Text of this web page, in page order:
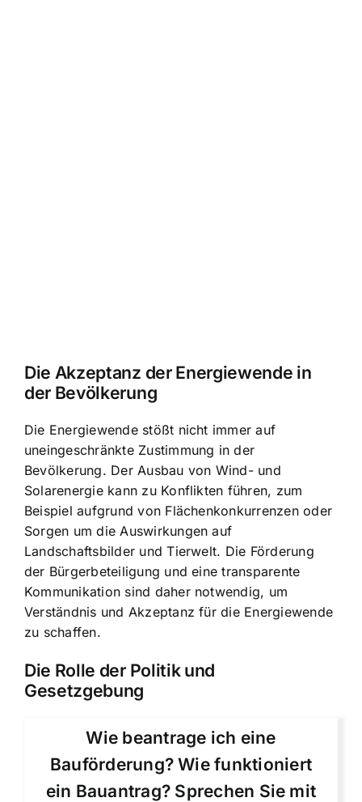
Die Akzeptanz der Energiewende in
der Bevölkerung
Die Energiewende stößt nicht immer auf
uneingeschränkte Zustimmung in der
Bevölkerung. Der Ausbau von Wind- und
Solarenergie kann zu Konflikten führen, zum
Beispiel aufgrund von Flächenkonkurrenzen oder
Sorgen um die Auswirkungen auf
Landschaftsbilder und Tierwelt. Die Förderung
der Bürgerbeteiligung und eine transparente
Kommunikation sind daher notwendig, um
Verständnis und Akzeptanz für die Energiewende
zu schaffen.
Die Rolle der Politik und
Gesetzgebung
Wie beantrage ich eine
Bauförderung? Wie funktioniert
ein Bauantrag? Sprechen Sie mit